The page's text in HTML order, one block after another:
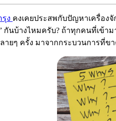
ง คงเคยประสพกับปัญหาเครื่อง
กันบ้างไหมครับ? ถ้าทุกคนที่เข้า
ๆ ครั้ง มาจากกระบวนการที่ขา